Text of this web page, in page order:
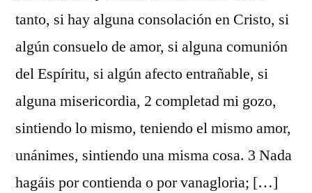
tanto, si hay alguna consolación en Cristo, si
algún consuelo de amor, si alguna comunión
del Espíritu, si algún afecto entrañable, si
alguna misericordia, 2 completad mi gozo,
sintiendo lo mismo, teniendo el mismo amor,
unánimes, sintiendo una misma cosa. 3 Nada
hagáis por contienda o por vanagloria; […]